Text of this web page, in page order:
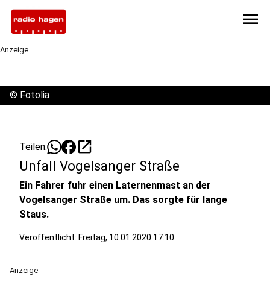
menu
Anzeige
© Fotolia
Teilen: open_in_new
Unfall Vogelsanger Straße
Ein Fahrer fuhr einen Laternenmast an der
Vogelsanger Straße um. Das sorgte für lange
Staus.
Veröffentlicht: Freitag, 10.01.2020 17:10
Anzeige